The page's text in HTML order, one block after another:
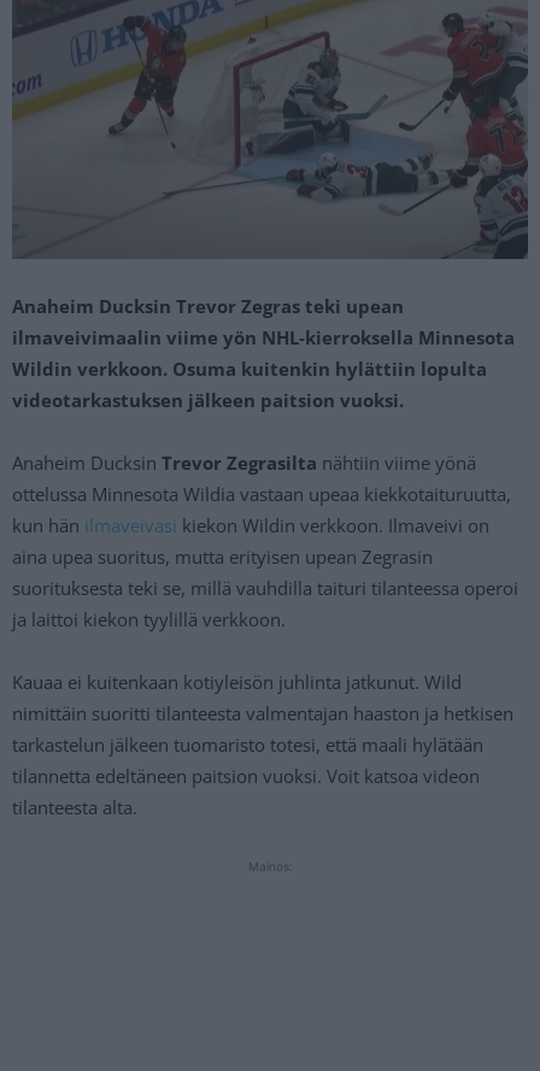
Anaheim Ducksin Trevor Zegras teki upean
ilmaveivimaalin viime yön NHL-kierroksella Minnesota
Wildin verkkoon. Osuma kuitenkin hylättiin lopulta
videotarkastuksen jälkeen paitsion vuoksi.
Anaheim Ducksin Trevor Zegrasilta nähtiin viime yönä
ottelussa Minnesota Wildia vastaan upeaa kiekkotaituruutta,
kun hän ilmaveivasi kiekon Wildin verkkoon. Ilmaveivi on
aina upea suoritus, mutta erityisen upean Zegrasin
suorituksesta teki se, millä vauhdilla taituri tilanteessa operoi
ja laittoi kiekon tyylillä verkkoon.
Kauaa ei kuitenkaan kotiyleisön juhlinta jatkunut. Wild
nimittäin suoritti tilanteesta valmentajan haaston ja hetkisen
tarkastelun jälkeen tuomaristo totesi, että maali hylätään
tilannetta edeltäneen paitsion vuoksi. Voit katsoa videon
tilanteesta alta.
Mainos: